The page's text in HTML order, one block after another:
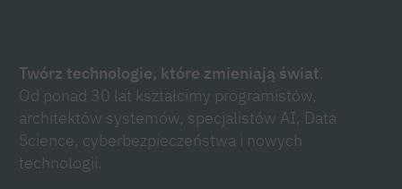
Twórz technologie, które zmieniają świat.
Od ponad 30 lat kształcimy programistów,
architektów systemów, specjalistów AI, Data
Science, cyberbezpieczeństwa i nowych
technologii.